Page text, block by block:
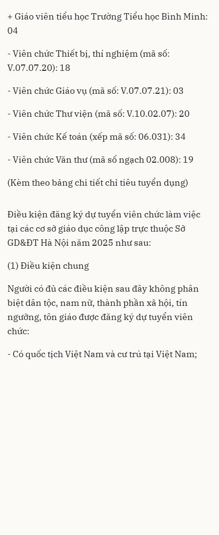
+ Giáo viên tiểu học Trường Tiểu học Bình Minh:
04
- Viên chức Thiết bị, thí nghiệm (mã số:
V.07.07.20): 18
- Viên chức Giáo vụ (mã số: V.07.07.21): 03
- Viên chức Thư viện (mã số: V.10.02.07): 20
- Viên chức Kế toán (xếp mã số: 06.031): 34
- Viên chức Văn thư (mã số ngạch 02.008): 19
(Kèm theo bảng chi tiết chỉ tiêu tuyển dụng)
Điều kiện đăng ký dự tuyển viên chức làm việc
tại các cơ sở giáo dục công lập trực thuộc Sở
GD&ĐT Hà Nội năm 2025 như sau:
(1) Điều kiện chung
Người có đủ các điều kiện sau đây không phân
biệt dân tộc, nam nữ, thành phần xã hội, tín
ngưỡng, tôn giáo được đăng ký dự tuyển viên
chức:
- Có quốc tịch Việt Nam và cư trú tại Việt Nam;